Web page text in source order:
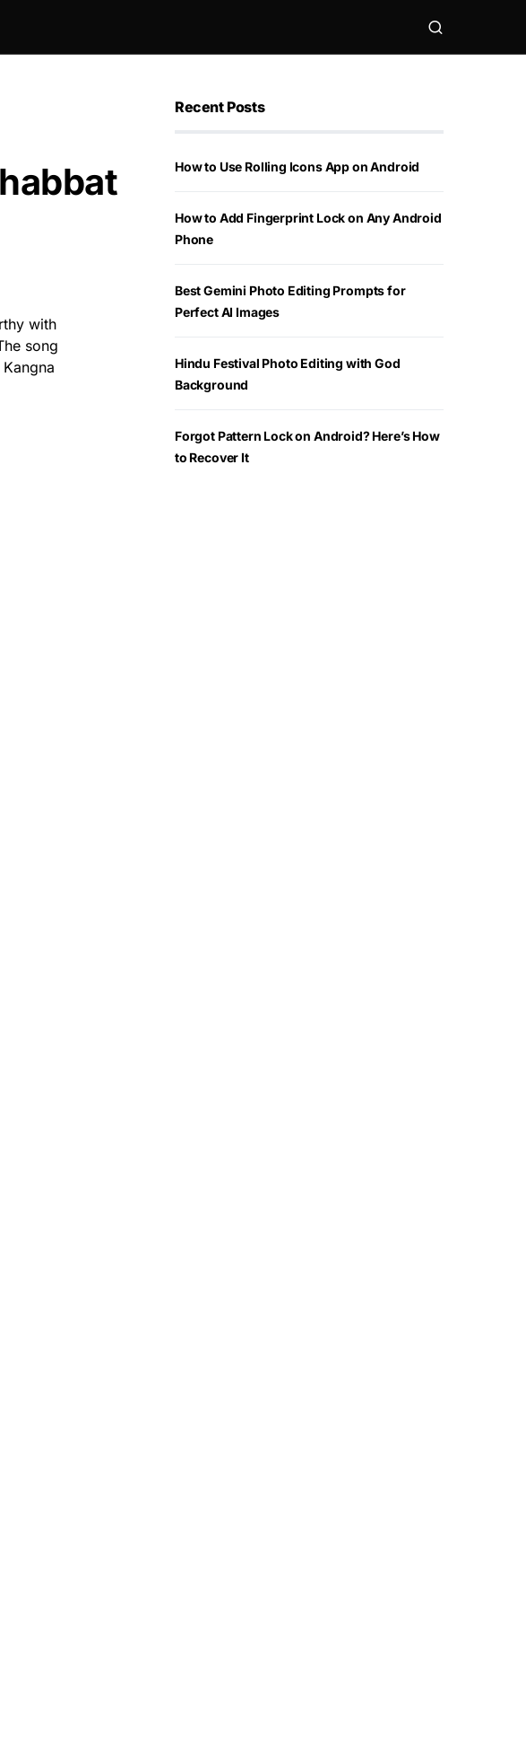
with
song
Recent Posts
How to Use Rolling Icons App on Android
How to Add Fingerprint Lock on Any Android
Phone
Best Gemini Photo Editing Prompts for
Perfect AI Images
Hindu Festival Photo Editing with God
Background
Forgot Pattern Lock on Android? Here’s How
to Recover It